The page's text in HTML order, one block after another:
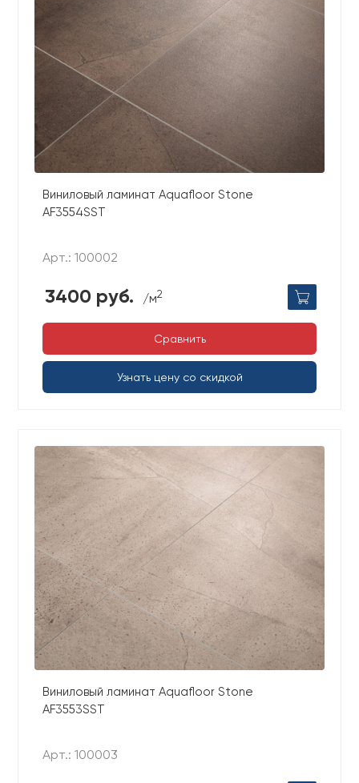
Виниловый ламинат Aquafloor Stone
AF3554SST
Арт.: 100002
3400 руб. /м2
Сравнить
Узнать цену со скидкой
Виниловый ламинат Aquafloor Stone
AF3553SST
Арт.: 100003